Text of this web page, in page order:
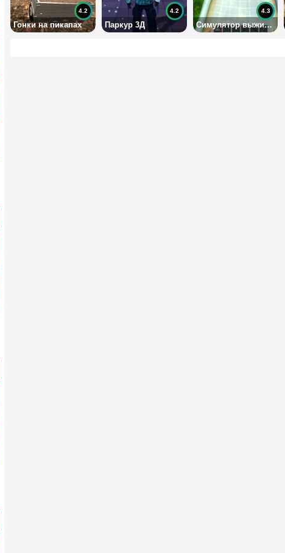
Гонки на пикапах
4.2
Паркур 3Д
4.2
Симулятор выживания в лесу
4.3